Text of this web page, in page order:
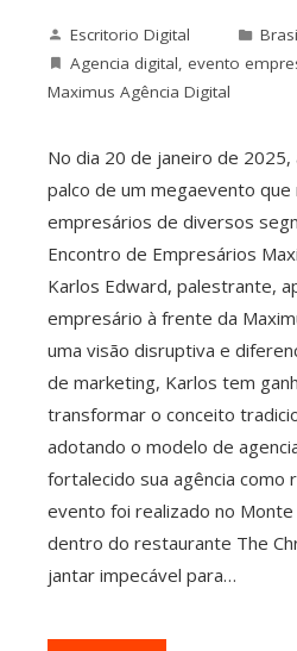
Escritorio Digital
Agencia digital, evento
Maximus Agência Digital
No dia 20 de janeiro de
palco de um megaevento que
empresários de diversos
Encontro de Empresários
Karlos Edward, palestrante,
empresário à frente da
uma visão disruptiva e
de marketing, Karlos tem
transformar o conceito
adotando o modelo de
fortalecido sua agência como
evento foi realizado no Monte
dentro do restaurante The
jantar impecável para…